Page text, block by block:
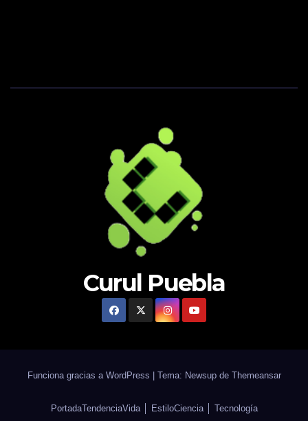
Curul Puebla
Funciona gracias a WordPress | Tema: Newsup de Themeansar
PortadaTendenciaVida │ EstiloCiencia │ Tecnología